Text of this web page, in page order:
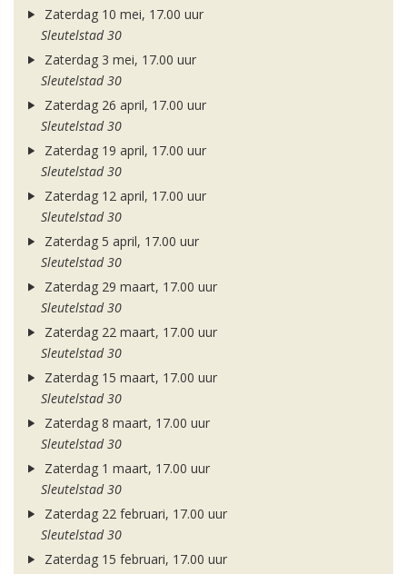
Zaterdag 10 mei, 17.00 uur
Sleutelstad 30
Zaterdag 3 mei, 17.00 uur
Sleutelstad 30
Zaterdag 26 april, 17.00 uur
Sleutelstad 30
Zaterdag 19 april, 17.00 uur
Sleutelstad 30
Zaterdag 12 april, 17.00 uur
Sleutelstad 30
Zaterdag 5 april, 17.00 uur
Sleutelstad 30
Zaterdag 29 maart, 17.00 uur
Sleutelstad 30
Zaterdag 22 maart, 17.00 uur
Sleutelstad 30
Zaterdag 15 maart, 17.00 uur
Sleutelstad 30
Zaterdag 8 maart, 17.00 uur
Sleutelstad 30
Zaterdag 1 maart, 17.00 uur
Sleutelstad 30
Zaterdag 22 februari, 17.00 uur
Sleutelstad 30
Zaterdag 15 februari, 17.00 uur